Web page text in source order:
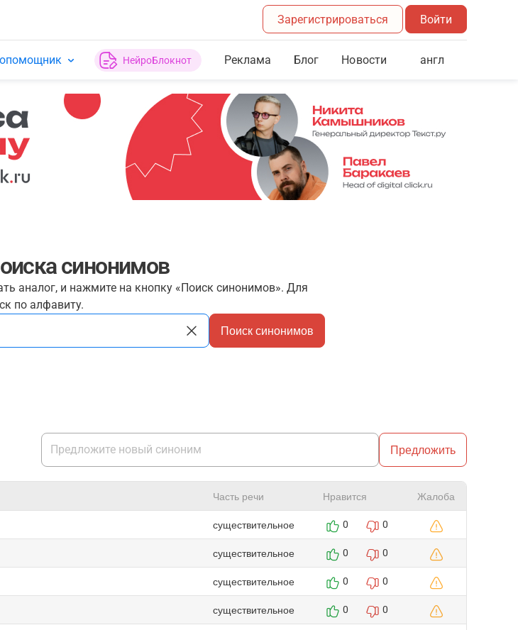
Зарегистрироваться Войти
НейроБлокнот Реклама Блог Новости англ
синонимов
аналог, и нажмите на кнопку «Поиск синонимов». Для
по алфавиту.
Поиск синонимов
Предложить
Часть речи Нравится Жалоба
существительное 0 0
существительное 0 0
существительное 0 0
существительное 0 0